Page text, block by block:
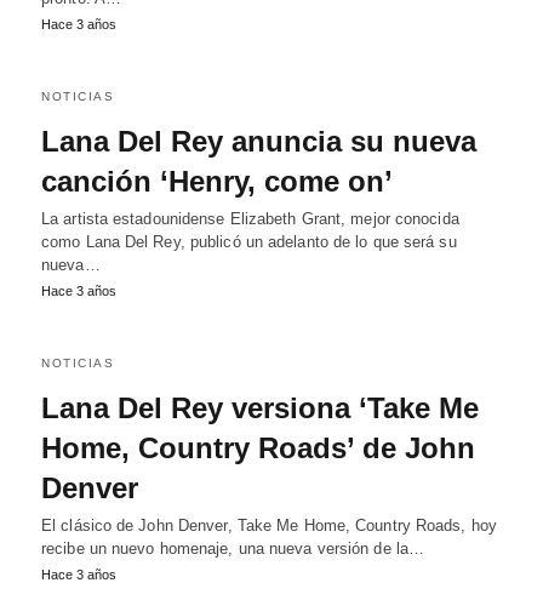
Hace 3 años
NOTICIAS
Lana Del Rey anuncia su nueva
canción ‘Henry, come on’
La artista estadounidense Elizabeth Grant, mejor conocida
como Lana Del Rey, publicó un adelanto de lo que será su
nueva…
Hace 3 años
NOTICIAS
Lana Del Rey versiona ‘Take Me
Home, Country Roads’ de John
Denver
El clásico de John Denver, Take Me Home, Country Roads, hoy
recibe un nuevo homenaje, una nueva versión de la…
Hace 3 años